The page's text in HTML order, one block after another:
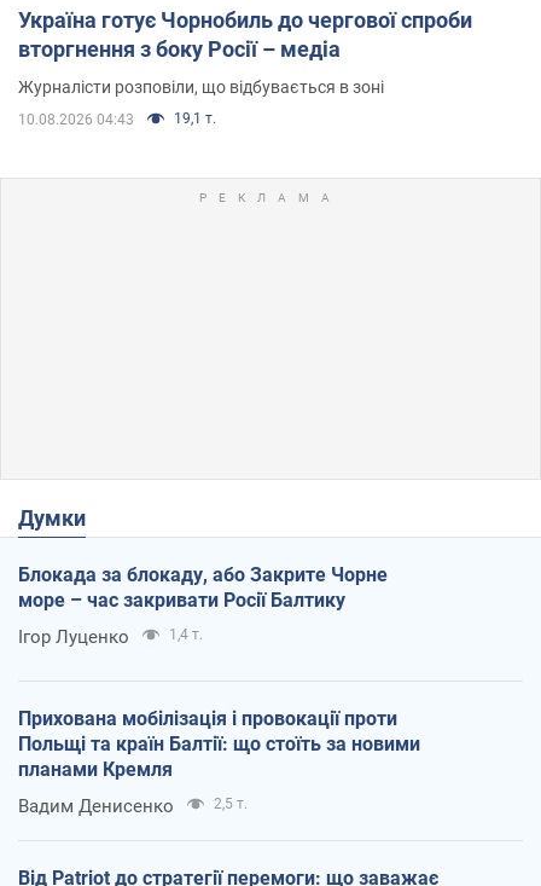
Україна готує Чорнобиль до чергової спроби
вторгнення з боку Росії – медіа
Журналісти розповіли, що відбувається в зоні
10.08.2026 04:43 19,1 т.
Думки
Блокада за блокаду, або Закрите Чорне
море – час закривати Росії Балтику
Ігор Луценко 1,4 т.
Прихована мобілізація і провокації проти
Польщі та країн Балтії: що стоїть за новими
планами Кремля
Вадим Денисенко 2,5 т.
Від Patriot до стратегії перемоги: що заважає